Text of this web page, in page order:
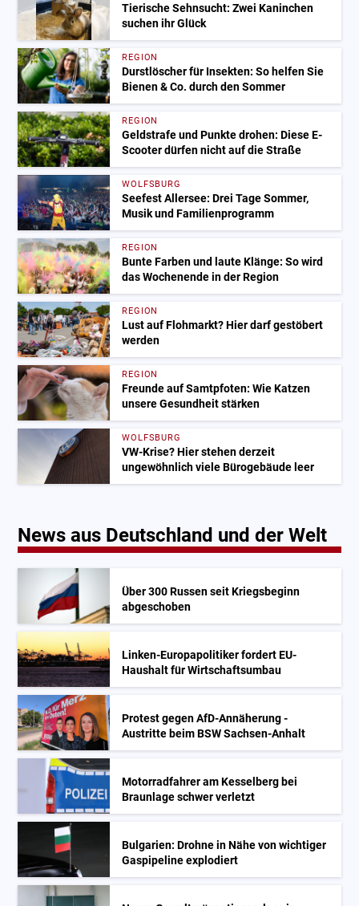
Tierische Sehnsucht: Zwei Kaninchen
suchen ihr Glück
REGION
Durstlöscher für Insekten: So helfen Sie
Bienen & Co. durch den Sommer
REGION
Geldstrafe und Punkte drohen: Diese E-
Scooter dürfen nicht auf die Straße
WOLFSBURG
Seefest Allersee: Drei Tage Sommer,
Musik und Familienprogramm
REGION
Bunte Farben und laute Klänge: So wird
das Wochenende in der Region
REGION
Lust auf Flohmarkt? Hier darf gestöbert
werden
REGION
Freunde auf Samtpfoten: Wie Katzen
unsere Gesundheit stärken
WOLFSBURG
VW-Krise? Hier stehen derzeit
ungewöhnlich viele Bürogebäude leer
News aus Deutschland und der Welt
Über 300 Russen seit Kriegsbeginn
abgeschoben
Linken-Europapolitiker fordert EU-
Haushalt für Wirtschaftsumbau
Protest gegen AfD-Annäherung -
Austritte beim BSW Sachsen-Anhalt
Motorradfahrer am Kesselberg bei
Braunlage schwer verletzt
Bulgarien: Drohne in Nähe von wichtiger
Gaspipeline explodiert